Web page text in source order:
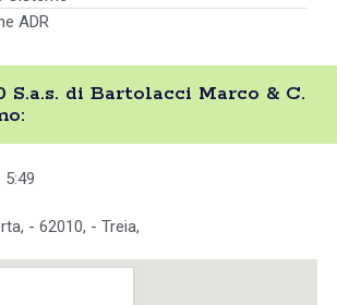
ADR
S.a.s. di Bartolacci Marco & C.
- 62010, - Treia,